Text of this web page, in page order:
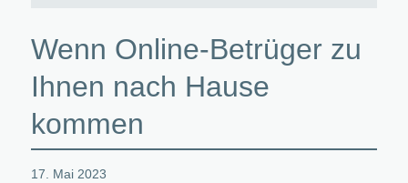
Wenn Online-Betrüger zu
Ihnen nach Hause
kommen
17. Mai 2023